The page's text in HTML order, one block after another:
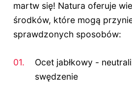
martw się! Natura oferuje
środków, które mogą
sprawdzonych sposobów:
Ocet jabłkowy -
swędzenie